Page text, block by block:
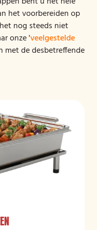
het voorbereiden op
nog steeds niet
onze 'veelgestelde
de desbetreffende